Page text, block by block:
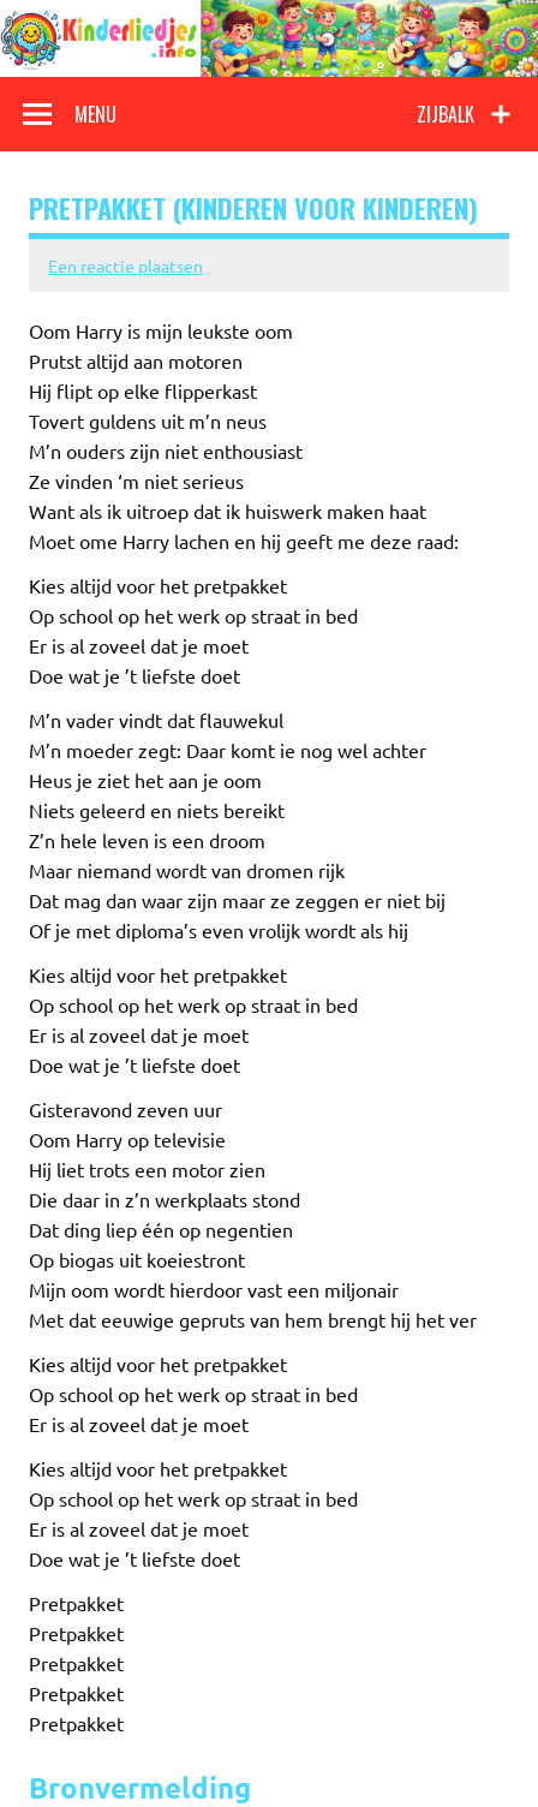
Doorgaan
naar
inhoud
Kinderliedjes
ZIJBALK
MENU
PRETPAKKET (KINDEREN VOOR KINDEREN)
Een reactie plaatsen
Oom Harry is mijn leukste oom
Prutst altijd aan motoren
Hij flipt op elke flipperkast
Tovert guldens uit m’n neus
M’n ouders zijn niet enthousiast
Ze vinden ‘m niet serieus
Want als ik uitroep dat ik huiswerk maken haat
Moet ome Harry lachen en hij geeft me deze raad:
Kies altijd voor het pretpakket
Op school op het werk op straat in bed
Er is al zoveel dat je moet
Doe wat je ’t liefste doet
M’n vader vindt dat flauwekul
M’n moeder zegt: Daar komt ie nog wel achter
Heus je ziet het aan je oom
Niets geleerd en niets bereikt
Z’n hele leven is een droom
Maar niemand wordt van dromen rijk
Dat mag dan waar zijn maar ze zeggen er niet bij
Of je met diploma’s even vrolijk wordt als hij
Kies altijd voor het pretpakket
Op school op het werk op straat in bed
Er is al zoveel dat je moet
Doe wat je ’t liefste doet
Gisteravond zeven uur
Oom Harry op televisie
Hij liet trots een motor zien
Die daar in z’n werkplaats stond
Dat ding liep één op negentien
Op biogas uit koeiestront
Mijn oom wordt hierdoor vast een miljonair
Met dat eeuwige gepruts van hem brengt hij het ver
Kies altijd voor het pretpakket
Op school op het werk op straat in bed
Er is al zoveel dat je moet
Kies altijd voor het pretpakket
Op school op het werk op straat in bed
Er is al zoveel dat je moet
Doe wat je ’t liefste doet
Pretpakket
Pretpakket
Pretpakket
Pretpakket
Pretpakket
Bronvermelding